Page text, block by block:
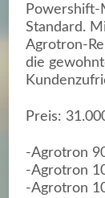
Standard.
Agrotron-
die
Preis:
-Agrotron
-Agrotron
-Agrotron